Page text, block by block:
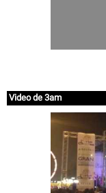
Video de 3am